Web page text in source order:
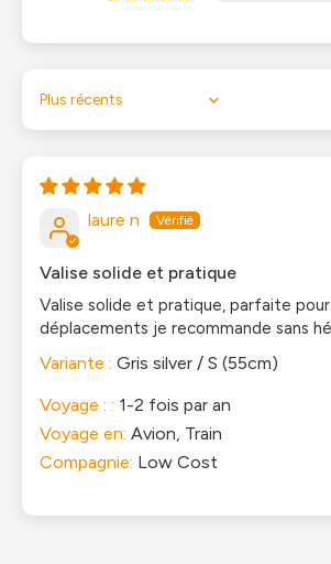
Sort by
laure n
Valise solide et pratique
Valise solide et pratique, parfaite pour
déplacements je recommande sans
Gris silver / S (55cm)
Voyage : : 1-2 fois par an
Voyage en: Avion, Train
Compagnie: Low Cost